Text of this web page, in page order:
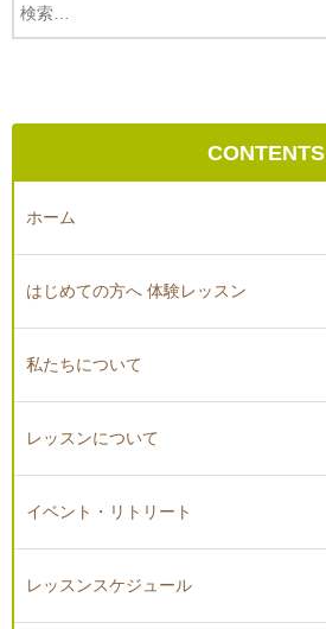
CONTENTS
ホーム
はじめての方へ 体験レッスン
私たちについて
レッスンについて
イベント・リトリート
レッスンスケジュール